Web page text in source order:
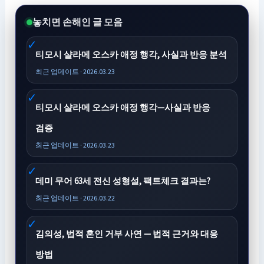
놓치면 손해인 글 모음
티모시 샬라메 오스카 애정 행각, 사실과 반응 분석
최근 업데이트 · 2026.03.23
티모시 샬라메 오스카 애정 행각—사실과 반응
검증
최근 업데이트 · 2026.03.23
데미 무어 63세 전신 성형설, 팩트체크 결과는?
최근 업데이트 · 2026.03.22
김의성, 법적 혼인 거부 사연 — 법적 근거와 대응
방법